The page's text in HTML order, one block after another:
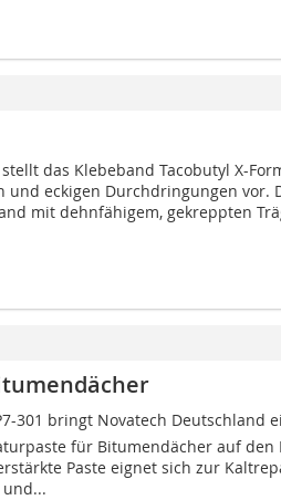
stellt das Klebeband Tacobutyl X-
und eckigen Durchdringungen vor.
mit dehnfähigem, gekreppten
301 bringt Novatech Deutschland
für Bitumendächer auf den
Paste eignet sich zur
und...